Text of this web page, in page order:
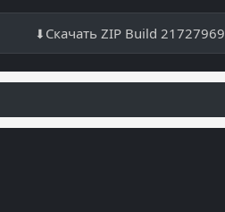
Скачать ZIP Build 21727969